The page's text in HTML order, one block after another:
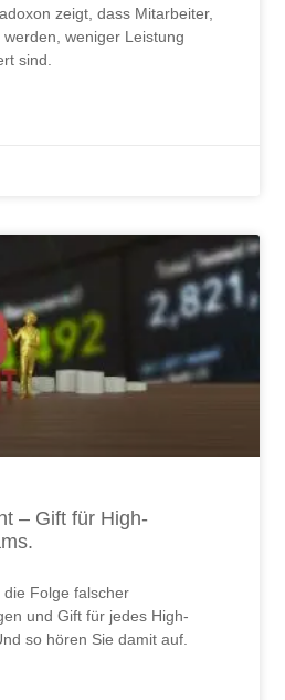
zeigt, dass Mitarbeiter,
weniger Leistung
sind.
– Gift für High-
Folge falscher
und Gift für jedes High-
so hören Sie damit auf.